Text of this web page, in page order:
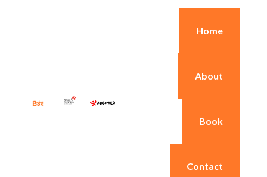
Home
About
Book
Contact